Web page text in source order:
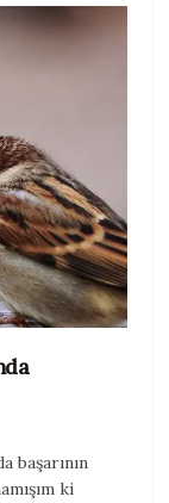
başarının
ki